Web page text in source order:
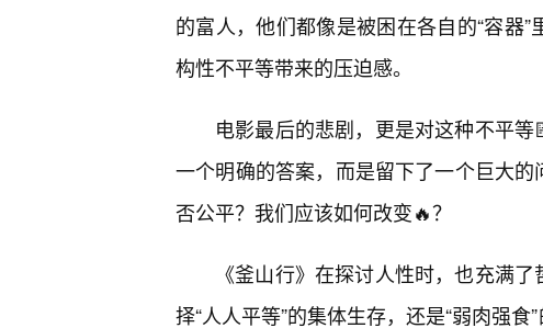
的富人，他们都像是被困在各自的“容器
构性不平等带来的压迫感。
电影最后的悲剧，更是对这种不平
一个明确的答案，而是留下了一个巨大
否公平？我们应该如何改变🔥？
《釜山行》在探讨人性时，也充满
择“人人平等”的集体生存，还是“弱肉强